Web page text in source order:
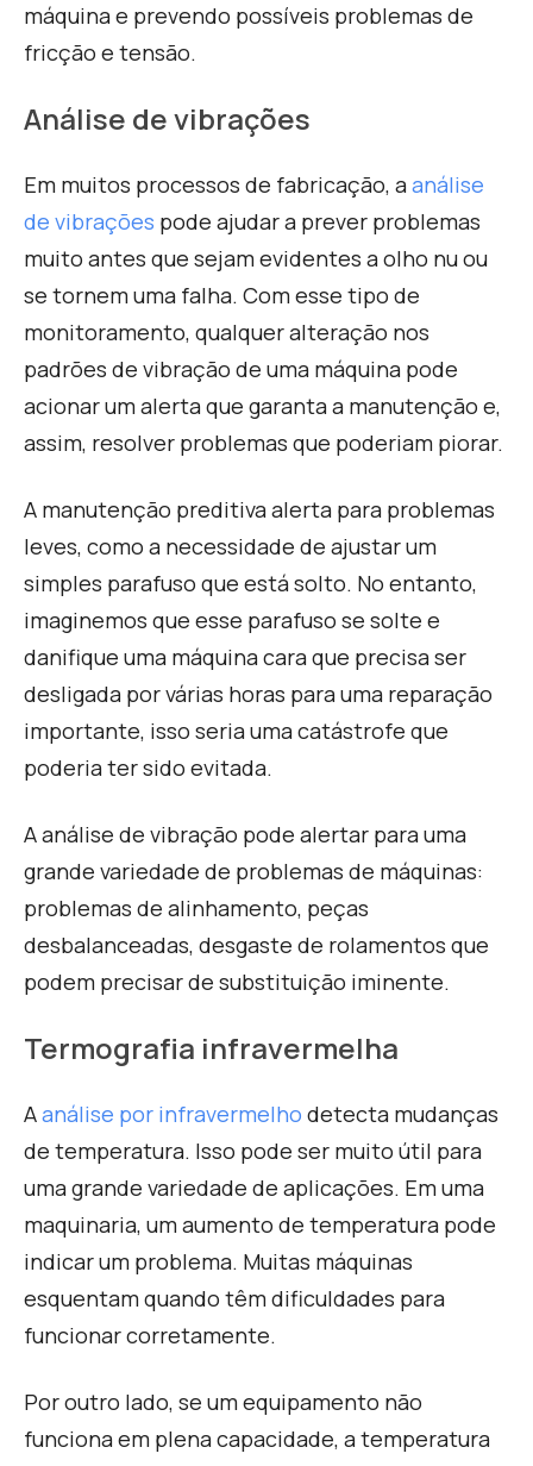
máquina e prevendo possíveis problemas de
fricção e tensão.
Análise de vibrações
Em muitos processos de fabricação, aanálise
de vibrações pode ajudar a prever problemas
muito antes que sejam evidentes a olho nu ou
se tornem uma falha. Com esse tipo de
monitoramento, qualquer alteração nos
padrões de vibração de uma máquina pode
acionar um alerta que garanta a manutenção e,
assim, resolver problemas que poderiam piorar.
A manutenção preditiva alerta para problemas
leves, como a necessidade de ajustar um
simples parafuso que está solto. No entanto,
imaginemos que esse parafuso se solte e
danifique uma máquina cara que precisa ser
desligada por várias horas para uma reparação
importante, isso seria uma catástrofe que
poderia ter sido evitada.
A análise de vibração pode alertar para uma
grande variedade de problemas de máquinas:
problemas de alinhamento, peças
desbalanceadas, desgaste de rolamentos que
podem precisar de substituição iminente.
Termografia infravermelha
Aanálise por infravermelho detecta mudanças
de temperatura. Isso pode ser muito útil para
uma grande variedade de aplicações. Em uma
maquinaria, um aumento de temperatura pode
indicar um problema. Muitas máquinas
esquentam quando têm dificuldades para
funcionar corretamente.
Por outro lado, se um equipamento não
funciona em plena capacidade, a temperatura